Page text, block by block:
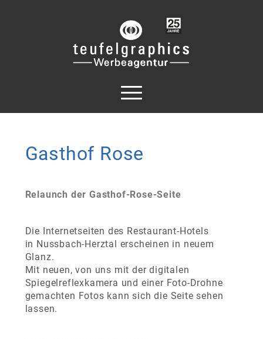
Gasthof Rose
Relaunch der Gasthof-Rose-Seite
Die Internetseiten des Restaurant-Hotels
in Nussbach-Herztal erscheinen in neuem
Glanz.
Mit neuen, von uns mit der digitalen
Spiegelreflexkamera und einer Foto-Drohne
gemachten Fotos kann sich die Seite sehen
lassen.